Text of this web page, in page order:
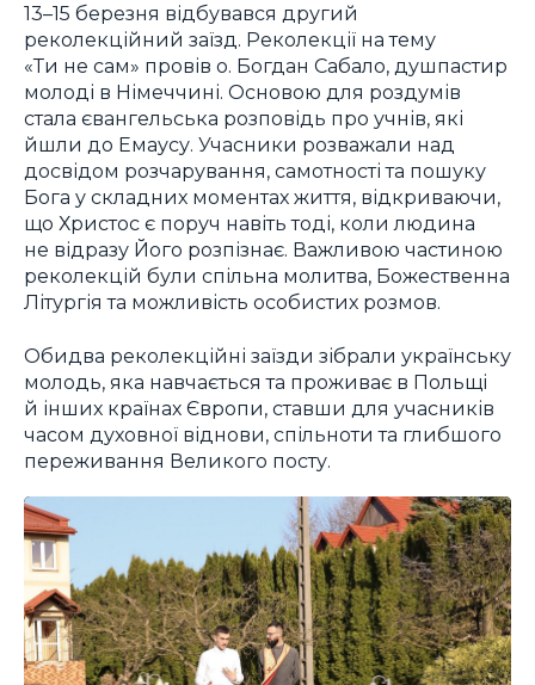
13–15 березня відбувався другий
реколекційний заїзд. Реколекції на тему
«Ти не сам» провів о. Богдан Сабало, душпастир
молоді в Німеччині. Основою для роздумів
стала євангельська розповідь про учнів, які
йшли до Емаусу. Учасники розважали над
досвідом розчарування, самотності та пошуку
Бога у складних моментах життя, відкриваючи,
що Христос є поруч навіть тоді, коли людина
не відразу Його розпізнає. Важливою частиною
реколекцій були спільна молитва, Божественна
Літургія та можливість особистих розмов.
Обидва реколекційні заїзди зібрали українську
молодь, яка навчається та проживає в Польщі
й інших країнах Європи, ставши для учасників
часом духовної віднови, спільноти та глибшого
переживання Великого посту.